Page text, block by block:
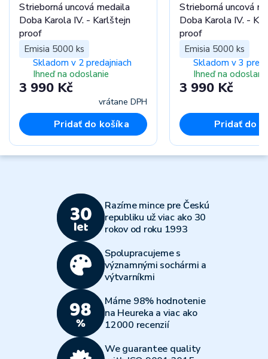
Strieborná uncová medaila
Doba Karola IV. - Karlštejn
proof
Emisia 5000 ks
Skladom v 2 predajniach
Ihneď na odoslanie
3 990 Kč
vrátane DPH
Pridať do košíka
Strieborná uncová
Doba Karola IV. -
proof
Emisia 5000 ks
Skladom v 3
Ihneď na
3 990 Kč
Pridať do
Razíme mince pre Českú
republiku už viac ako 30
rokov od roku 1993
Spolupracujeme s
významnými sochármi a
výtvarníkmi
Máme 98% hodnotenie
na Heureka a viac ako
12000 recenzií
We guarantee quality